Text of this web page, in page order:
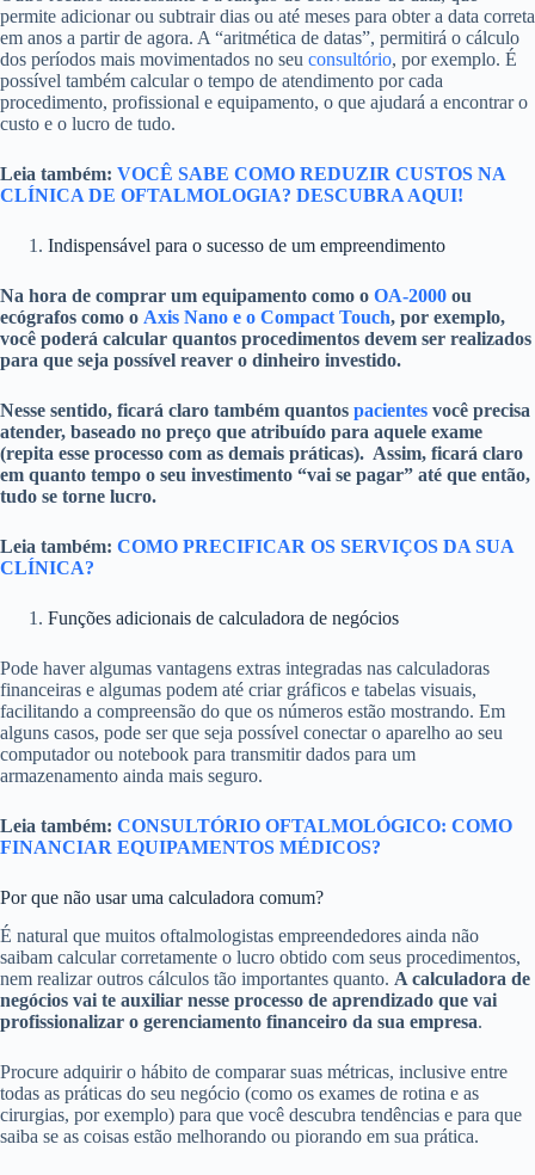
permite adicionar ou subtrair dias ou até meses para obter a data correta
em anos a partir de agora. A “aritmética de datas”, permitirá o cálculo
dos períodos mais movimentados no seu consultório, por exemplo. É
possível também calcular o tempo de atendimento por cada
procedimento, profissional e equipamento, o que ajudará a encontrar o
custo e o lucro de tudo.
Leia também: VOCÊ SABE COMO REDUZIR CUSTOS NA
CLÍNICA DE OFTALMOLOGIA? DESCUBRA AQUI!
Indispensável para o sucesso de um empreendimento
Na hora de comprar um equipamento como o OA-2000 ou
ecógrafos como o Axis Nano e o Compact Touch, por exemplo,
você poderá calcular quantos procedimentos devem ser realizados
para que seja possível reaver o dinheiro investido.
Nesse sentido, ficará claro também quantos pacientes você precisa
atender, baseado no preço que atribuído para aquele exame
(repita esse processo com as demais práticas). Assim, ficará claro
em quanto tempo o seu investimento “vai se pagar” até que então,
tudo se torne lucro.
Leia também: COMO PRECIFICAR OS SERVIÇOS DA SUA
CLÍNICA?
Funções adicionais de calculadora de negócios
Pode haver algumas vantagens extras integradas nas calculadoras
financeiras e algumas podem até criar gráficos e tabelas visuais,
facilitando a compreensão do que os números estão mostrando. Em
alguns casos, pode ser que seja possível conectar o aparelho ao seu
computador ou notebook para transmitir dados para um
armazenamento ainda mais seguro.
Leia também: CONSULTÓRIO OFTALMOLÓGICO: COMO
FINANCIAR EQUIPAMENTOS MÉDICOS?
Por que não usar uma calculadora comum?
É natural que muitos oftalmologistas empreendedores ainda não
saibam calcular corretamente o lucro obtido com seus procedimentos,
nem realizar outros cálculos tão importantes quanto. A calculadora de
negócios vai te auxiliar nesse processo de aprendizado que vai
profissionalizar o gerenciamento financeiro da sua empresa.
Procure adquirir o hábito de comparar suas métricas, inclusive entre
todas as práticas do seu negócio (como os exames de rotina e as
cirurgias, por exemplo) para que você descubra tendências e para que
saiba se as coisas estão melhorando ou piorando em sua prática.